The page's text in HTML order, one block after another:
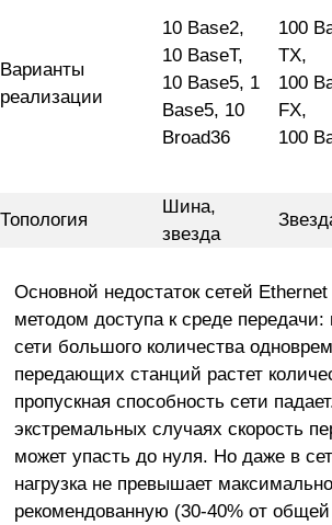
Варианты
реализации
10 Base2,
10 BaseT,
10 Base5, 1
Base5, 10
Broad36
100
TX,
100
FX,
100
Топология
Шина,
звезда
Основной недостаток сетей
методом доступа к среде
сети большого количества
передающих станций растет
пропускная способность сети
экстремальных случаях скорость
может упасть до нуля. Но даже в
нагрузка не превышает
рекомендованную (30-40% от